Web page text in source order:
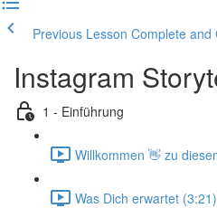
Previous Lesson Complete and
Instagram
1 - Einführung
Willkommen 👋 zu
Was Dich erwartet (3:21)